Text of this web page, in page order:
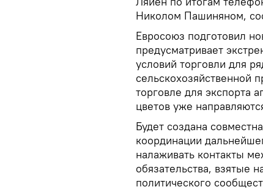
Николом Пашиняном,
Евросоюз подготовил
предусматривает
условий торговли для
сельскохозяйственной
торговле для экспорта
цветов уже
Будет создана
координации
налаживать контакты
обязательства, взятые
политического